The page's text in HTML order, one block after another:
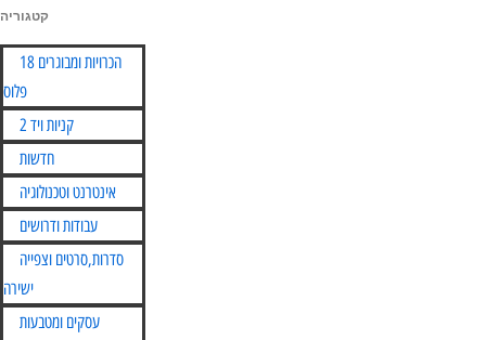
Skip
to
content
קטגוריה
הכרויות ומבוגרים 18
פלוס
קניות ויד 2
חדשות
אינטרנט וטכנולוגיה
עבודות ודרושים
סדרות,סרטים וצפייה
ישירה
עסקים ומטבעות